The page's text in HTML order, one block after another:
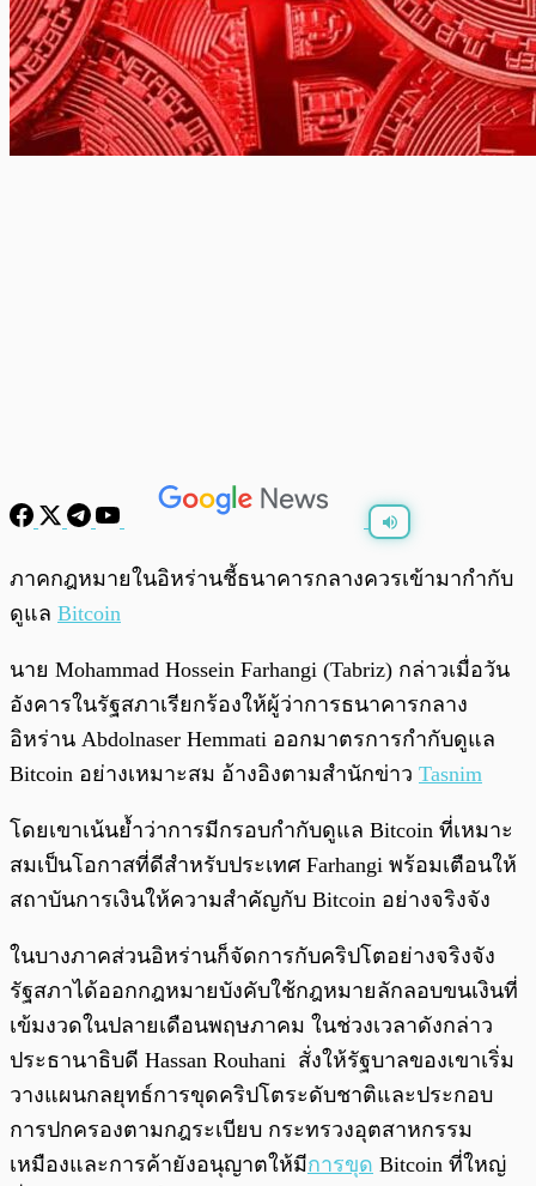
0:00 0:00
ภาคกฎหมายในอิหร่านชี้ธนาคารกลางควรเข้ามากำกับ
ดูแล Bitcoin
นาย Mohammad Hossein Farhangi (Tabriz) กล่าวเมื่อวัน
อังคารในรัฐสภาเรียกร้องให้ผู้ว่าการธนาคารกลาง
อิหร่าน Abdolnaser Hemmati ออกมาตรการกำกับดูแล
Bitcoin อย่างเหมาะสม อ้างอิงตามสำนักข่าว Tasnim
โดยเขาเน้นย้ำว่าการมีกรอบกำกับดูแล Bitcoin ที่เหมาะ
สมเป็นโอกาสที่ดีสำหรับประเทศ Farhangi พร้อมเตือนให้
สถาบันการเงินให้ความสำคัญกับ Bitcoin อย่างจริงจัง
ในบางภาคส่วนอิหร่านก็จัดการกับคริปโตอย่างจริงจัง
รัฐสภาได้ออกกฎหมายบังคับใช้กฎหมายลักลอบขนเงินที่
เข้มงวดในปลายเดือนพฤษภาคม ในช่วงเวลาดังกล่าว
ประธานาธิบดี Hassan Rouhani สั่งให้รัฐบาลของเขาเริ่ม
วางแผนกลยุทธ์การขุดคริปโตระดับชาติและประกอบ
การปกครองตามกฎระเบียบ กระทรวงอุตสาหกรรม
เหมืองและการค้ายังอนุญาตให้มีการขุด Bitcoin ที่ใหญ่